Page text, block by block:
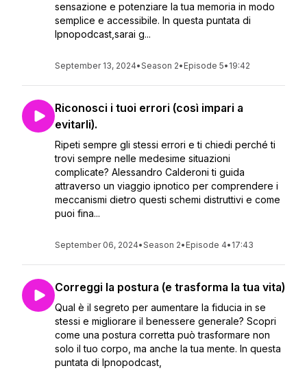
sensazione e potenziare la tua memoria in modo
semplice e accessibile. In questa puntata di
Ipnopodcast,sarai g...
September 13, 2024•Season 2• Episode 5• 19:42
Riconosci i tuoi errori (così impari a
evitarli).
Ripeti sempre gli stessi errori e ti chiedi perché ti
trovi sempre nelle medesime situazioni
complicate? Alessandro Calderoni ti guida
attraverso un viaggio ipnotico per comprendere i
meccanismi dietro questi schemi distruttivi e come
puoi fina...
September 06, 2024•Season 2• Episode 4• 17:43
Correggi la postura (e trasforma la tua vita)
Qual è il segreto per aumentare la fiducia in se
stessi e migliorare il benessere generale? Scopri
come una postura corretta può trasformare non
solo il tuo corpo, ma anche la tua mente. In questa
puntata di Ipnopodcast,